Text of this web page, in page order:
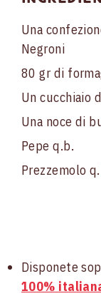
Una
Negroni
80 gr di
Un cucchiaio
Una noce di
Pepe q.b.
Prezzemolo
Disponete
100%